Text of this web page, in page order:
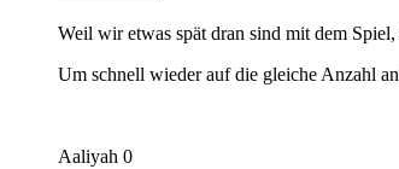
Weil wir etwas spät dran sind mit dem
Um schnell wieder auf die gleiche Anzahl
Aaliyah 0